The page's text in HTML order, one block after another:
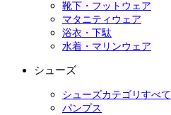
靴下・フットウェア
マタニティウェア
浴衣・下駄
水着・マリンウェア
シューズ
シューズカテゴリすべて
パンプス